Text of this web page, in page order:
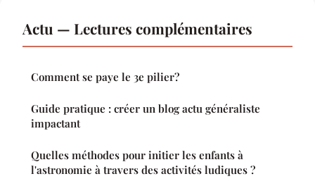
Actu — Lectures complémentaires
Comment se paye le 3e pilier?
Guide pratique : créer un blog actu généraliste
impactant
Quelles méthodes pour initier les enfants à
l'astronomie à travers des activités ludiques ?